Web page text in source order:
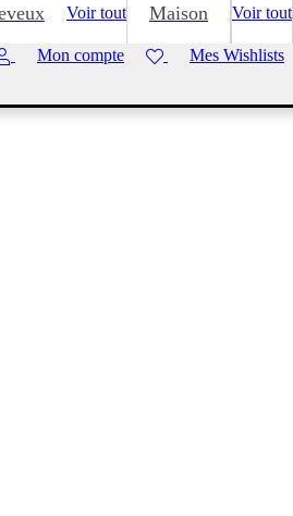
Voir tout Maison Voir tout
Mon compte Mes Wishlists